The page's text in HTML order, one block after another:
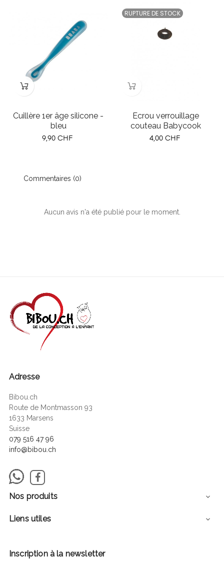
Cuillère 1er âge silicone -
bleu
Prix
9,90 CHF
RUPTURE DE STOCK
Ecrou verrouillage
couteau Babycook
Prix
4,00 CHF
Commentaires (0)
Aucun avis n'a été publié pour le moment.
Adresse
Bibou.ch
Route de Montmasson 93
1633 Marsens
Suisse
079 516 47 96
info@bibou.ch
Nos produits 
Liens utiles 
Inscription à la newsletter